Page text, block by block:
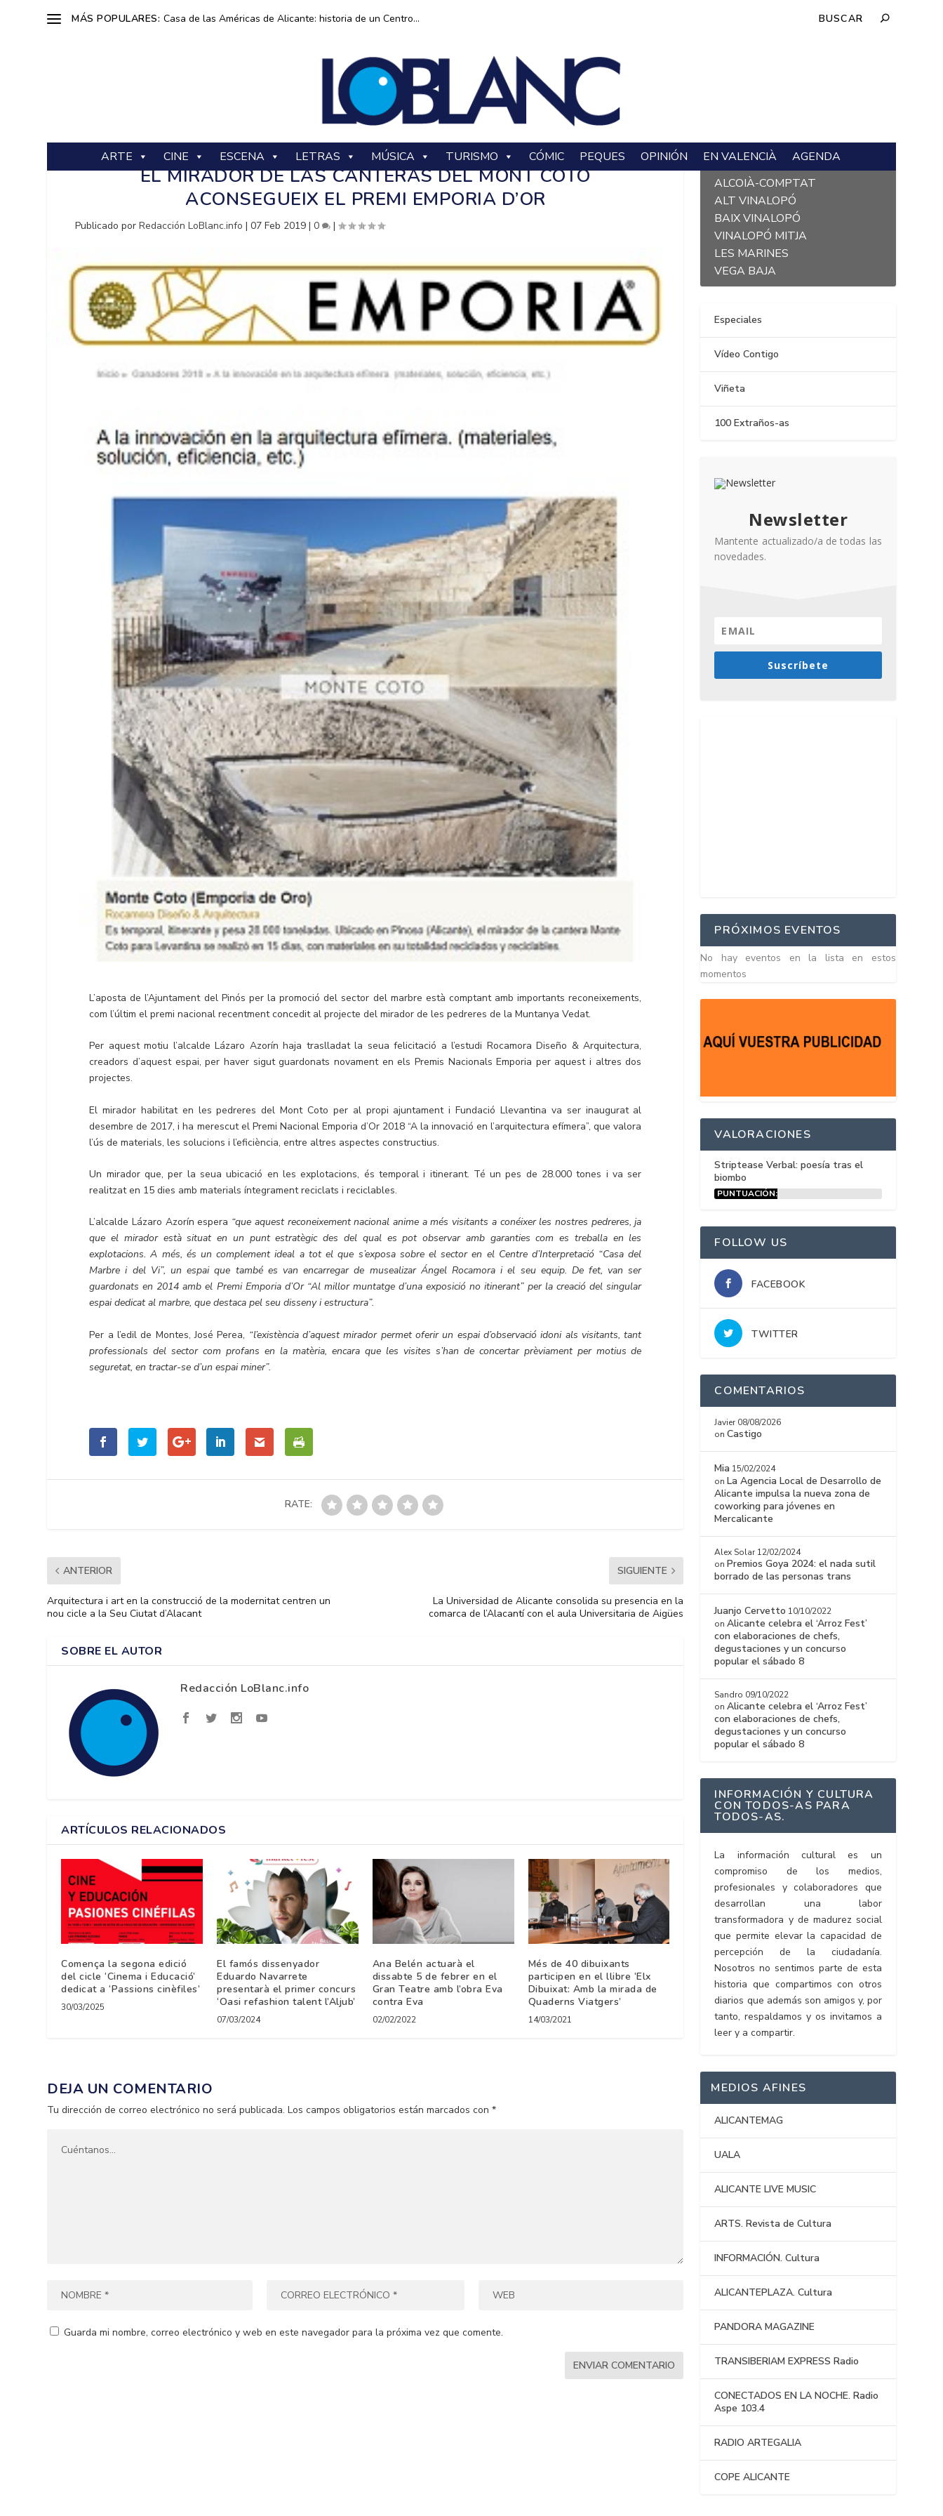
MÁS POPULARES: Casa de las Américas de Alicante: historia de un Centro...
ARTE CINE ESCENA LETRAS MÚSICA TURISMO CÓMIC PEQUES OPINIÓN EN VALENCIÀ AGENDA
EL MIRADOR DE LAS CANTERAS DEL MONT COTO
ACONSEGUEIX EL PREMI EMPORIA D’OR
Publicado porRedacción LoBlanc.info |07 Feb 2019 |0 |
L’aposta de l’Ajuntament del Pinós per la promoció del sector del marbre està comptant amb importants reconeixements,
com l’últim el premi nacional recentment concedit al projecte del mirador de les pedreres de la Muntanya Vedat.
Per aquest motiu l’alcalde Lázaro Azorín haja traslladat la seua felicitació a l’estudi Rocamora Diseño & Arquitectura,
creadors d’aquest espai, per haver sigut guardonats novament en els Premis Nacionals Emporia per aquest i altres dos
projectes.
El mirador habilitat en les pedreres del Mont Coto per al propi ajuntament i Fundació Llevantina va ser inaugurat al
desembre de 2017, i ha merescut el Premi Nacional Emporia d’Or 2018 “A la innovació en l’arquitectura efímera”, que valora
l’ús de materials, les solucions i l’eficiència, entre altres aspectes constructius.
Un mirador que, per la seua ubicació en les explotacions, és temporal i itinerant. Té un pes de 28.000 tones i va ser
realitzat en 15 dies amb materials íntegrament reciclats i reciclables.
L’alcalde Lázaro Azorín espera “que aquest reconeixement nacional anime a més visitants a conéixer les nostres pedreres, ja
que el mirador està situat en un punt estratègic des del qual es pot observar amb garanties com es treballa en les
explotacions. A més, és un complement ideal a tot el que s’exposa sobre el sector en el Centre d’Interpretació “Casa del
Marbre i del Vi”, un espai que també es van encarregar de musealizar Ángel Rocamora i el seu equip. De fet, van ser
guardonats en 2014 amb el Premi Emporia d’Or “Al millor muntatge d’una exposició no itinerant” per la creació del singular
espai dedicat al marbre, que destaca pel seu disseny i estructura”.
Per a l’edil de Montes, José Perea, “l’existència d’aquest mirador permet oferir un espai d’observació idoni als visitants, tant
professionals del sector com profans en la matèria, encara que les visites s’han de concertar prèviament per motius de
seguretat, en tractar-se d’un espai miner”.
RATE:
ANTERIOR
Arquitectura i art en la construcció de la modernitat centren un
nou cicle a la Seu Ciutat d’Alacant
SIGUIENTE
La Universidad de Alicante consolida su presencia en la
comarca de l’Alacantí con el aula Universitaria de Aigües
SOBRE EL AUTOR
Redacción LoBlanc.info
ARTÍCULOS RELACIONADOS
Comença la segona edició
del cicle ‘Cinema i Educació’
dedicat a ‘Passions cinèfiles’
30/03/2025
El famós dissenyador
Eduardo Navarrete
presentarà el primer concurs
‘Oasi refashion talent l’Aljub’
07/03/2024
Ana Belén actuarà el
dissabte 5 de febrer en el
Gran Teatre amb l’obra Eva
contra Eva
02/02/2022
Més de 40 dibuixants
participen en el llibre ‘Elx
Dibuixat: Amb la mirada de
Quaderns Viatgers’
14/03/2021
DEJA UN COMENTARIO
Tu dirección de correo electrónico no será publicada. Los campos obligatorios están marcados con*
Guarda mi nombre, correo electrónico y web en este navegador para la próxima vez que comente.
L´ALACANTÍ
ALCOIÀ-COMPTAT
ALT VINALOPÓ
BAIX VINALOPÓ
VINALOPÓ MITJA
LES MARINES
VEGA BAJA
Especiales
Vídeo Contigo
Viñeta
100 Extraños-as
Newsletter
Mantente actualizado/a de todas las
novedades.
Suscríbete
PRÓXIMOS EVENTOS
No hay eventos en la lista en estos
momentos
VALORACIONES
Striptease Verbal: poesía tras el
biombo
PUNTUACIÓN:
FOLLOW US
FACEBOOK
TWITTER
COMENTARIOS
Javier 08/08/2026
onCastigo
Mia 15/02/2024
on La Agencia Local de Desarrollo de
Alicante impulsa la nueva zona de
coworking para jóvenes en
Mercalicante
Alex Solar 12/02/2024
on Premios Goya 2024: el nada sutil
borrado de las personas trans
Juanjo Cervetto 10/10/2022
onAlicante celebra el ‘Arroz Fest’
con elaboraciones de chefs,
degustaciones y un concurso
popular el sábado 8
Sandro 09/10/2022
onAlicante celebra el ‘Arroz Fest’
con elaboraciones de chefs,
degustaciones y un concurso
popular el sábado 8
INFORMACIÓN Y CULTURA
CON TODOS-AS PARA
TODOS-AS.
La información cultural es un
compromiso de los medios,
profesionales y colaboradores que
desarrollan una labor
transformadora y de madurez social
que permite elevar la capacidad de
percepción de la ciudadanía.
Nosotros no sentimos parte de esta
historia que compartimos con otros
diarios que además son amigos y, por
tanto, respaldamos y os invitamos a
leer y a compartir.
MEDIOS AFINES
ALICANTEMAG
UALA
ALICANTE LIVE MUSIC
ARTS. Revista de Cultura
INFORMACIÓN. Cultura
ALICANTEPLAZA. Cultura
PANDORA MAGAZINE
TRANSIBERIAM EXPRESS Radio
CONECTADOS EN LA NOCHE. Radio
Aspe 103.4
RADIO ARTEGALIA
COPE ALICANTE